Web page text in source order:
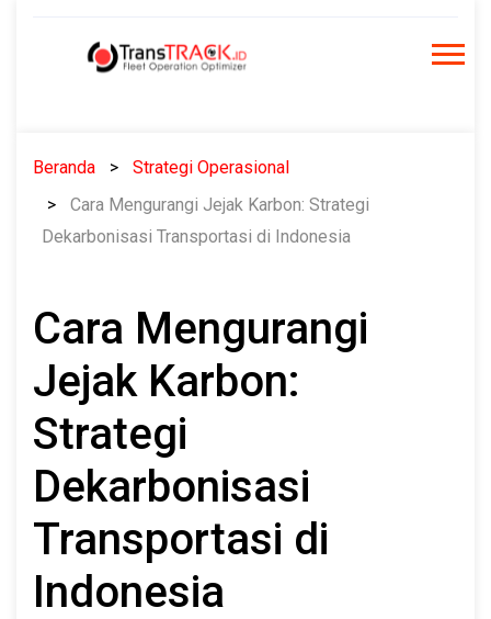
Beranda
Strategi Operasional
Cara Mengurangi Jejak Karbon: Strategi
Dekarbonisasi Transportasi di Indonesia
Cara Mengurangi
Jejak Karbon:
Strategi
Dekarbonisasi
Transportasi di
Indonesia